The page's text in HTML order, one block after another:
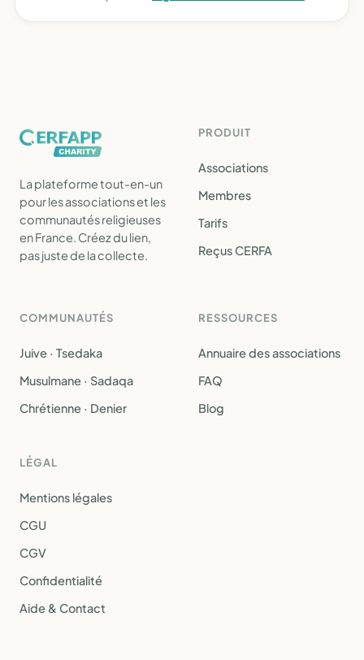
La plateforme tout-en-un
pour les associations et les
communautés religieuses
en France. Créez du lien,
pas juste de la collecte.
PRODUIT
Associations
Membres
Tarifs
Reçus CERFA
COMMUNAUTÉS
Juive · Tsedaka
Musulmane · Sadaqa
Chrétienne · Denier
RESSOURCES
Annuaire des associations
FAQ
Blog
LÉGAL
Mentions légales
CGU
CGV
Confidentialité
Aide & Contact